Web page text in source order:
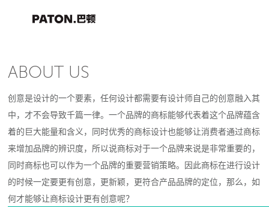
ABOUT US
创意是设计的一个要素，任何设计都需要有设计师自己的创意融入其
中，才不会导致千篇一律。一个品牌的商标能够代表着这个品牌蕴含
着的巨大能量和含义，同时优秀的商标设计也能够让消费者通过商标
来增加品牌的辨识度，所以说商标对于一个品牌来说是非常重要的，
同时商标也可以作为一个品牌的重要营销策略。因此商标在进行设计
的时候一定要更有创意，更新颖，更符合产品品牌的定位，那么，如
何才能够让商标设计更有创意呢？